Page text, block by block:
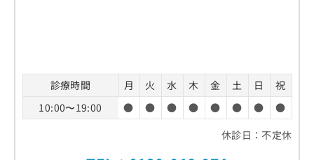
診療時間 月 火 水 木 金 土 日
祝
10:00〜19:00
● ● ● ● ● ● ●
●
休診日：不定休